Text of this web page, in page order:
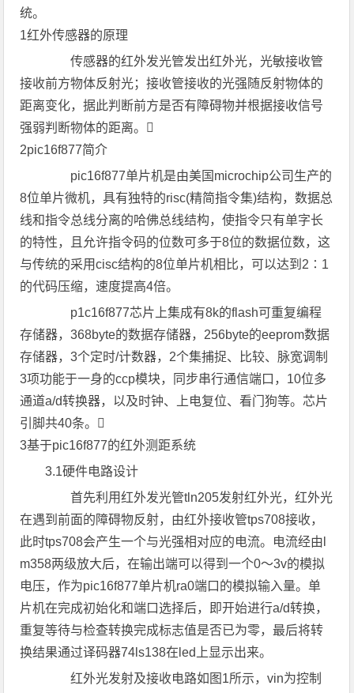
统。
1红外传感器的原理
传感器的红外发光管发出红外光，光敏接收管
接收前方物体反射光；接收管接收的光强随反射物体的
距离变化，据此判断前方是否有障碍物并根据接收信号
强弱判断物体的距离。
2pic16f877简介
pic16f877单片机是由美国microchip公司生产的
8位单片微机，具有独特的risc(精简指令集)结构，数据总
线和指令总线分离的哈佛总线结构，使指令只有单字长
的特性，且允许指令码的位数可多于8位的数据位数，这
与传统的采用cisc结构的8位单片机相比，可以达到2∶1
的代码压缩，速度提高4倍。
p1c16f877芯片上集成有8k的flash可重复编程
存储器，368byte的数据存储器，256byte的eeprom数据
存储器，3个定时/计数器，2个集捕捉、比较、脉宽调制
3项功能于一身的ccp模块，同步串行通信端口，10位多
通道a/d转换器，以及时钟、上电复位、看门狗等。芯片
引脚共40条。
3基于pic16f877的红外测距系统
3.1硬件电路设计
首先利用红外发光管tln205发射红外光，红外光
在遇到前面的障碍物反射，由红外接收管tps708接收，
此时tps708会产生一个与光强相对应的电流。电流经由l
m358两级放大后，在输出端可以得到一个0～3v的模拟
电压，作为pic16f877单片机ra0端口的模拟输入量。单
片机在完成初始化和端口选择后，即开始进行a/d转换，
重复等待与检查转换完成标志值是否已为零，最后将转
换结果通过译码器74ls138在led上显示出来。
红外光发射及接收电路如图1所示，vin为控制